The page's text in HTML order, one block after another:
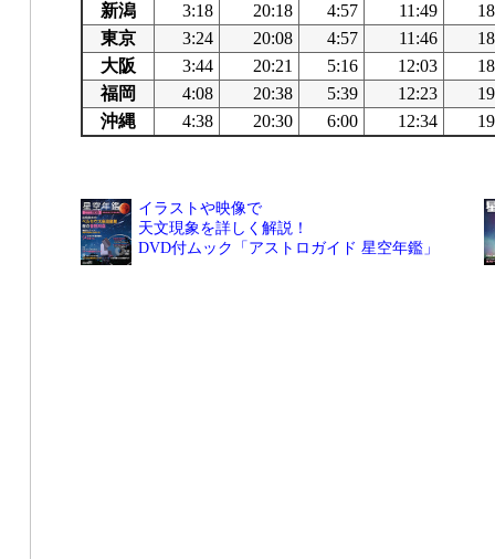
新潟
3:18 20:18 4:57 11:49
東京
3:24 20:08 4:57 11:46
大阪
3:44 20:21 5:16 12:03
福岡
4:08 20:38 5:39 12:23
沖縄
4:38 20:30 6:00 12:34
イラストや映像で
天文現象を詳しく解説！
DVD付ムック「アストロガイド 星空年鑑」